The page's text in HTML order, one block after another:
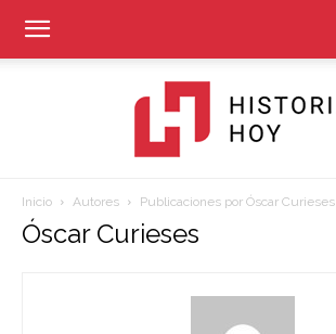
Historia
Inicio Autores Publicaciones por Óscar Curieses
Óscar Curieses